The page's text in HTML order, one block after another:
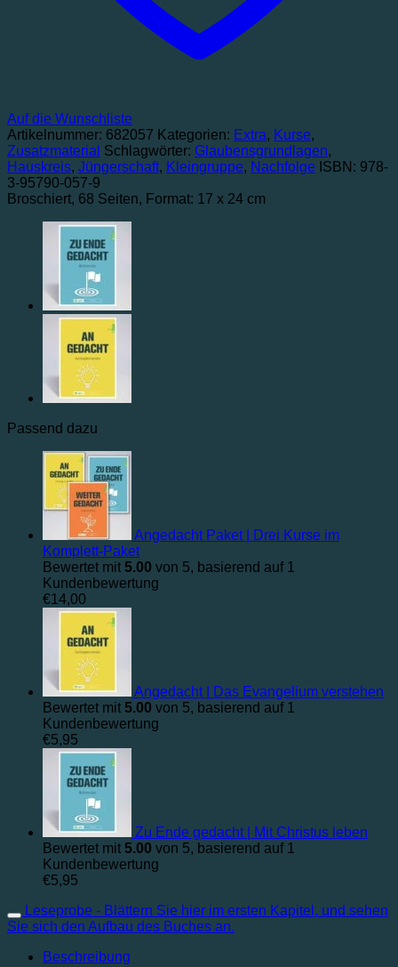
Auf die Wunschliste
Artikelnummer: 682057 Kategorien: Extra, Kurse,
Zusatzmaterial Schlagwörter: Glaubensgrundlagen,
Hauskreis, Jüngerschaft, Kleingruppe, Nachfolge ISBN: 978-
3-95790-057-9
Broschiert, 68 Seiten, Format: 17 x 24 cm
Passend dazu
Angedacht Paket | Drei Kurse im
Komplett-Paket
Bewertet mit 5.00 von 5, basierend auf 1
Kundenbewertung
€14,00
Angedacht | Das Evangelium verstehen
Bewertet mit 5.00 von 5, basierend auf 1
Kundenbewertung
€5,95
Zu Ende gedacht | Mit Christus leben
Bewertet mit 5.00 von 5, basierend auf 1
Kundenbewertung
€5,95
Leseprobe - Blättern Sie hier im ersten Kapitel, und sehen
Sie sich den Aufbau des Buches an.
Beschreibung